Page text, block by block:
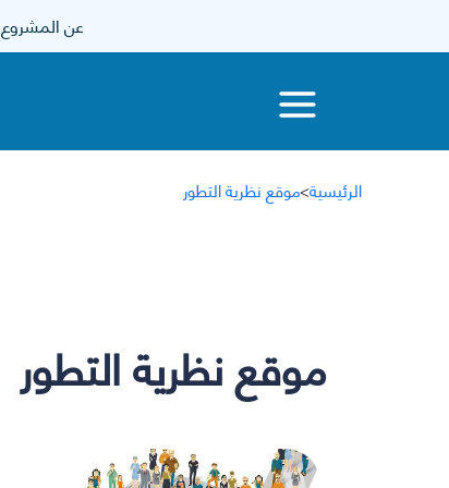
عن المشروع
الرئيسية>موقع نظرية التطور
موقع نظرية التطور